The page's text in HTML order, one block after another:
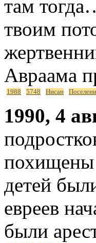
там
твоим
Авраама
1988 5748 Нисан
1990, 4
похищены
детей
евреев
были